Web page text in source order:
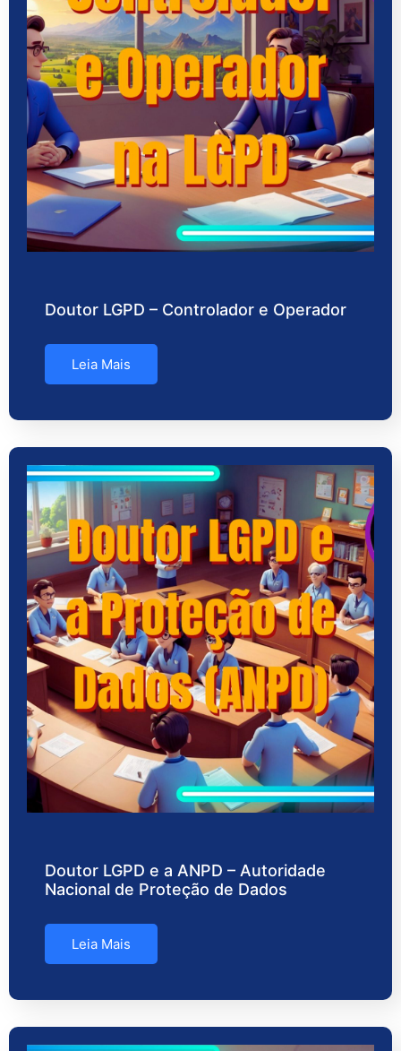
Doutor LGPD – Controlador e Operador
Leia Mais
Doutor LGPD e a ANPD – Autoridade
Nacional de Proteção de Dados
Leia Mais